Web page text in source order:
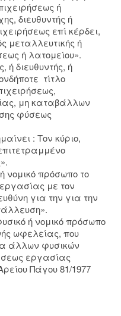
ή
διευθυντής ή
επί κέρδει,
μεταλλευτικής ή
ή λατομείου».
ή διευθυντής, ή
τίτλο
μη καταβάλλων
φύσεως
: Τον κύριο,
νομικό πρόσωπο το
με τον
για την για την
ή νομικό πρόσωπο
ωφελείας, που
άλλων φυσικών
εργασίας
Πάγου 81/1977